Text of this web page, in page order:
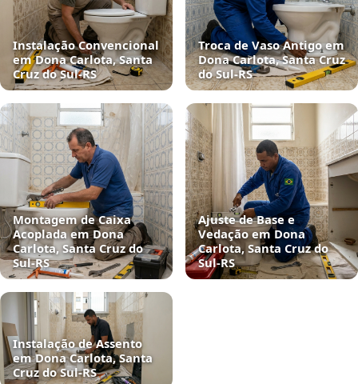
Instalação Convencional
em Dona Carlota, Santa
Cruz do Sul‑RS
Troca de Vaso Antigo em
Dona Carlota, Santa Cruz
do Sul‑RS
Montagem de Caixa
Acoplada em Dona
Carlota, Santa Cruz do
Sul‑RS
Ajuste de Base e
Vedação em Dona
Carlota, Santa Cruz do
Sul‑RS
Instalação de Assento
em Dona Carlota, Santa
Cruz do Sul‑RS